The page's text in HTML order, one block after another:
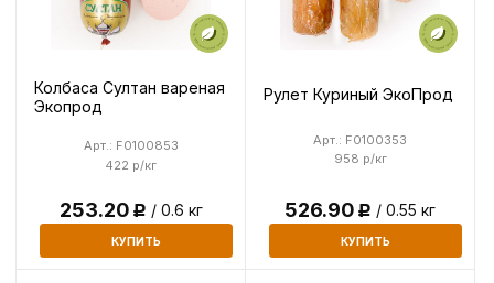
Колбаса Султан вареная
Экопрод
422 р/кг
Арт.: F0100853
253.20Р / 0.6 кг
КУПИТЬ
Рулет Куриный ЭкоПрод
958 р/кг
Арт.: F0100353
526.90Р / 0.55 кг
КУПИТЬ